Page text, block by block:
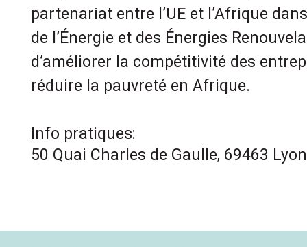
partenariat entre l’UE et l’Afrique
de l’Énergie et des Énergies
d’améliorer la compétitivité des
réduire la pauvreté en Afrique.
Info pratiques:
50 Quai Charles de Gaulle, 69463 Lyon